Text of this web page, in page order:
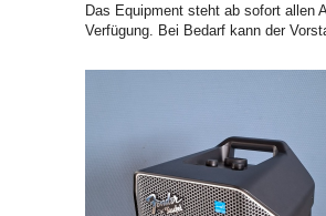
Das Equipment steht ab sofort allen
Verfügung. Bei Bedarf kann der